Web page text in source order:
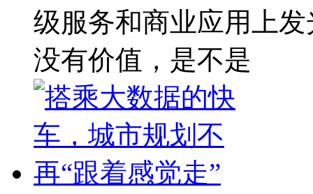
级服务和商业应用上
没有价值，是不是